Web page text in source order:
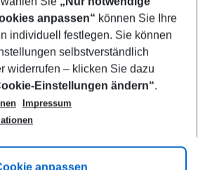
ändern
anpassen“ können Sie Ihre
individuell festlegen. Sie können
selbstverständlich
widerrufen – klicken Sie dazu
Einstellungen ändern“.
Impressum
anpassen